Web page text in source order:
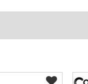
60
50